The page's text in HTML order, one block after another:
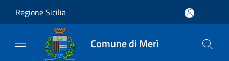
Regione Sicilia
Comune di Merì